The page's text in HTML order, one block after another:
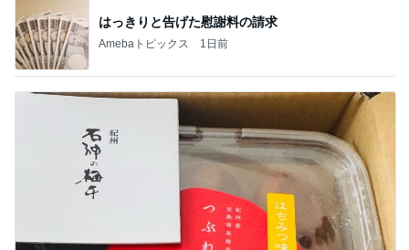
はっきりと告げた慰謝料の請求
Amebaトピックス 1日前